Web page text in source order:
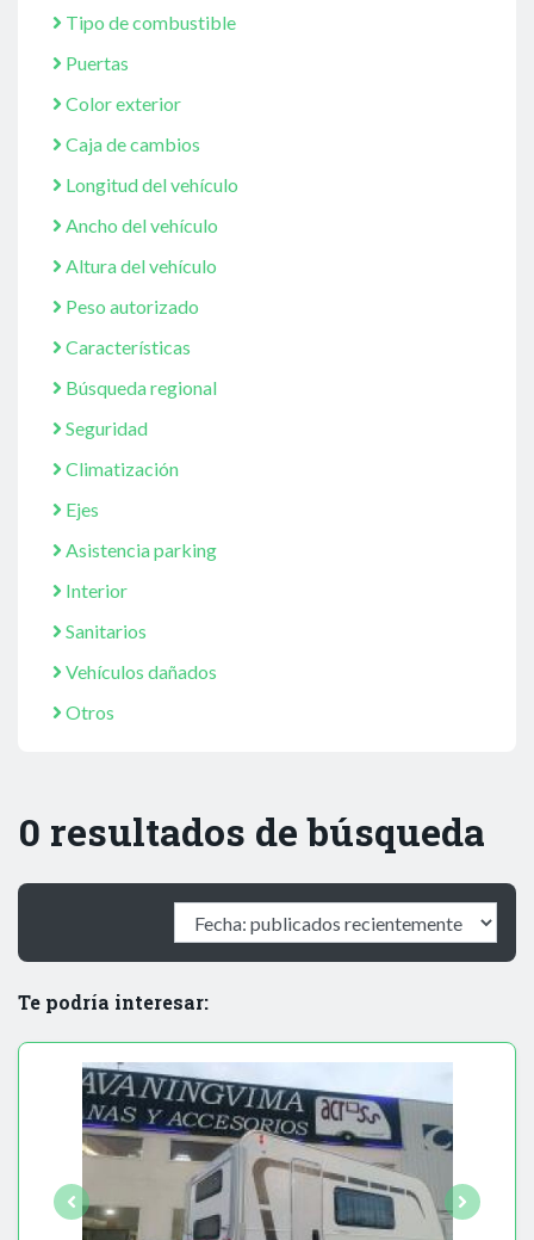
Tipo de combustible
Puertas
Color exterior
Caja de cambios
Longitud del vehículo
Ancho del vehículo
Altura del vehículo
Peso autorizado
Características
Búsqueda regional
Seguridad
Climatización
Ejes
Asistencia parking
Interior
Sanitarios
Vehículos dañados
Otros
0 resultados de búsqueda
Te podría interesar: